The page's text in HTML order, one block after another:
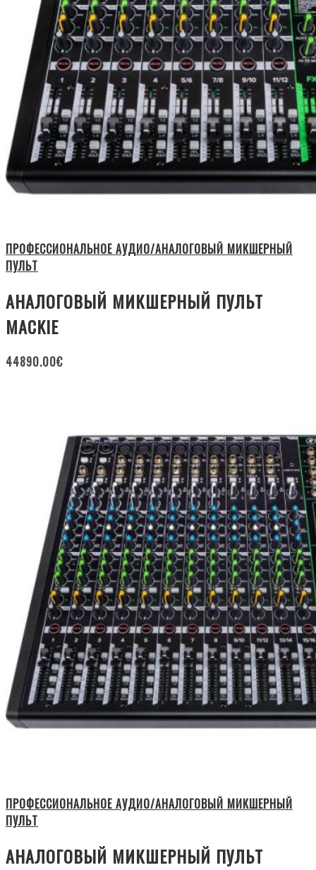
ПРОФЕССИОНАЛЬНОЕ АУДИО/АНАЛОГОВЫЙ МИКШЕРНЫЙ
ПУЛЬТ
АНАЛОГОВЫЙ МИКШЕРНЫЙ ПУЛЬТ
MACKIE
44890.00€
ПРОФЕССИОНАЛЬНОЕ АУДИО/АНАЛОГОВЫЙ МИКШЕРНЫЙ
ПУЛЬТ
АНАЛОГОВЫЙ МИКШЕРНЫЙ ПУЛЬТ